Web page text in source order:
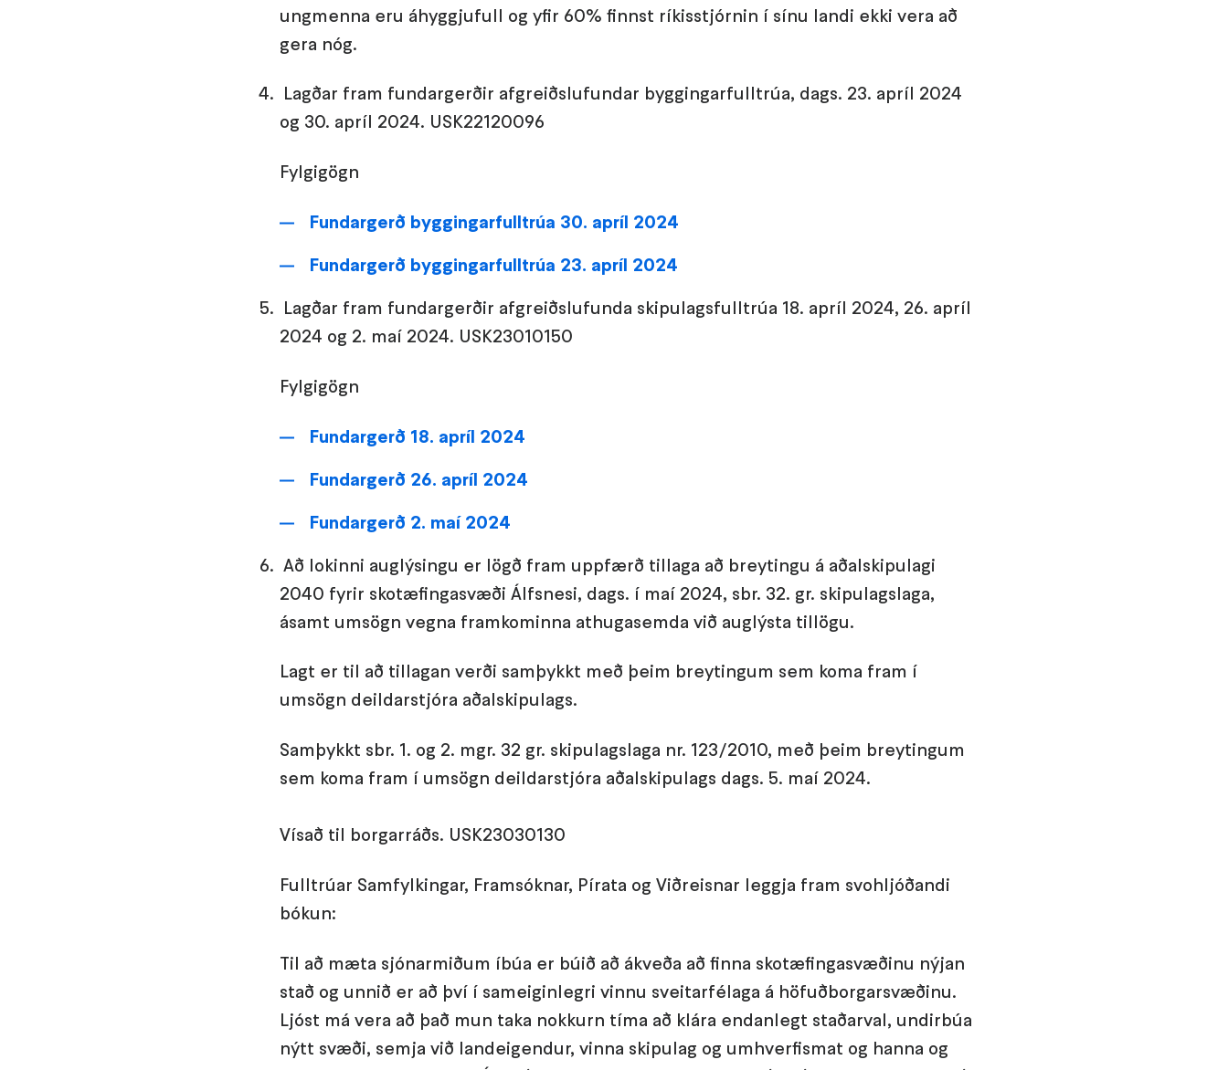
ungmenna eru áhyggjufull og yfir 60% finnst ríkisstjórnin í sínu landi ekki vera að
gera nóg.
Lagðar fram fundargerðir afgreiðslufundar byggingarfulltrúa, dags. 23. apríl 2024
og 30. apríl 2024. USK22120096
Fylgigögn
Fundargerð byggingarfulltrúa 30. apríl 2024
Fundargerð byggingarfulltrúa 23. apríl 2024
Lagðar fram fundargerðir afgreiðslufunda skipulagsfulltrúa 18. apríl 2024, 26. apríl
2024 og 2. maí 2024. USK23010150
Fylgigögn
Fundargerð 18. apríl 2024
Fundargerð 26. apríl 2024
Fundargerð 2. maí 2024
Að lokinni auglýsingu er lögð fram uppfærð tillaga að breytingu á aðalskipulagi
2040 fyrir skotæfingasvæði Álfsnesi, dags. í maí 2024, sbr. 32. gr. skipulagslaga,
ásamt umsögn vegna framkominna athugasemda við auglýsta tillögu.
Lagt er til að tillagan verði samþykkt með þeim breytingum sem koma fram í
umsögn deildarstjóra aðalskipulags.
Samþykkt sbr. 1. og 2. mgr. 32 gr. skipulagslaga nr. 123/2010, með þeim breytingum
sem koma fram í umsögn deildarstjóra aðalskipulags dags. 5. maí 2024.
Vísað til borgarráðs. USK23030130
Fulltrúar Samfylkingar, Framsóknar, Pírata og Viðreisnar leggja fram svohljóðandi
bókun:
Til að mæta sjónarmiðum íbúa er búið að ákveða að finna skotæfingasvæðinu nýjan
stað og unnið er að því í sameiginlegri vinnu sveitarfélaga á höfuðborgarsvæðinu.
Ljóst má vera að það mun taka nokkurn tíma að klára endanlegt staðarval, undirbúa
nýtt svæði, semja við landeigendur, vinna skipulag og umhverfismat og hanna og